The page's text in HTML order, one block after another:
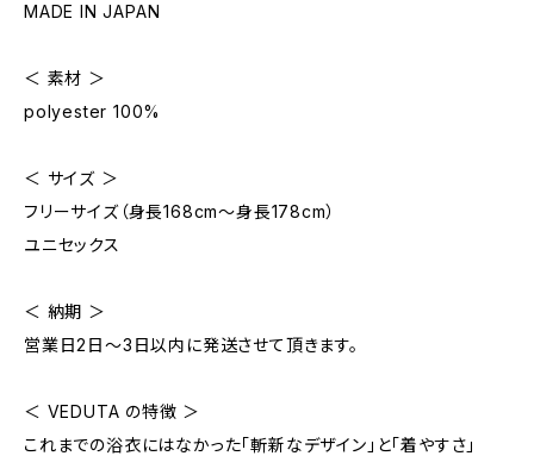
MADE IN JAPAN
＜ 素材 ＞
polyester 100%
＜ サイズ ＞
フリーサイズ（身長168cm〜身長178cm）
ユニセックス
＜ 納期 ＞
営業日2日〜3日以内に発送させて頂きます。
＜ VEDUTA の特徴 ＞
これまでの浴衣にはなかった「斬新なデザイン」と「着やすさ」